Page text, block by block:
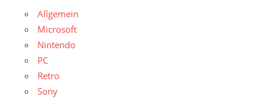
Allgemein
Microsoft
Nintendo
PC
Retro
Sony